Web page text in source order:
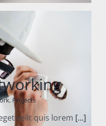
, Projects
eget velit quis lorem [...]